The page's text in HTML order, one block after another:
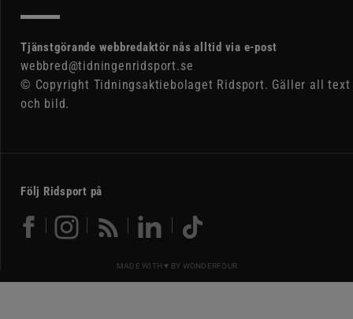
Tjänstgörande webbredaktör nås alltid via e-post
webbred@tidningenridsport.se
© Copyright Tidningsaktiebolaget Ridsport. Gäller all text
och bild.
Följ Ridsport på
MADE WITH ♥ BY WONDERFOUR